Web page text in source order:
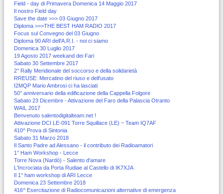
Field - day di Primavera Domenica 14 Maggio 2017
Il nostro Field day
Save the date >>> 03 Giugno 2017
Diploma >>>THE BEST HAM RADIO 2017
Focus sul Convegno del 03 Giugno
Diploma 90 ARI dell'A.R.I. - noi ci siamo
Domenica 30 Luglio 2017
19 Agosto 2017 weekand dei Fari
Sabato 30 Settembre 2017
2° Rally Meridionale del soccorso e della solidarietà
RREUSE: Mercatino del riuso e dell’usato
I2MQP Mario Ambrosi ci ha lasciati
50° anniversario della edificazione della Cappella Folgore
Sabato 23 Dicembre - Attivazione del Faro della Palascia Otranto
WAIL 2017
Benvenuto salentodigitalteam.net !
Attivazione DCI LE-091 Torre Squillace (LE) ~ Team IQ7AF
410^ Prova di Sintonia
Sabato 31 Marzo 2018
Il Santo Padre ad Alessano - il contributo dei Radioamatori
1° Ham Workshop - Lecce
Torre Nova (Nardò) - Salento d'amare
L'Incrociata da Porta Rudiae al Castello di IK7XJA
Il 1° ham workshop di ARI Lecce
Domenica 23 Settembre 2018
416^ Esercitazione di Radiocomunicazioni alternative di emergenza